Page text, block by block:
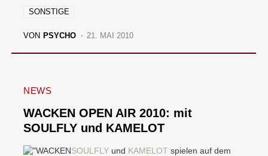
SONSTIGE
VON PSYCHO 21. MAI 2010
NEWS
WACKEN OPEN AIR 2010: mit
SOULFLY und KAMELOT
SOULFLY und KAMELOT spielen auf dem